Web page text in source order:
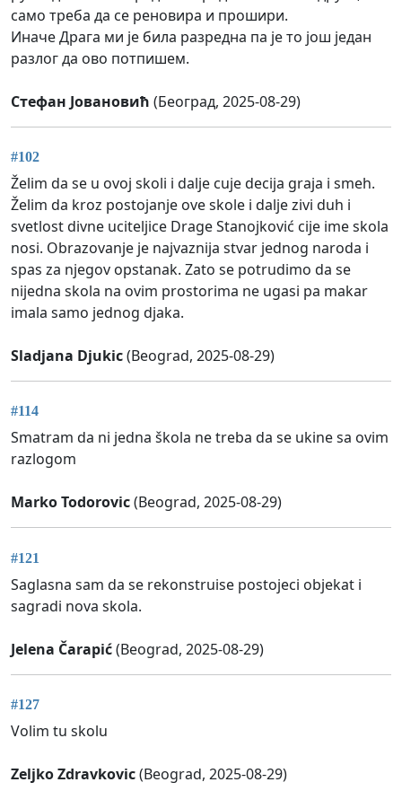
само треба да се реновира и прошири.
Иначе Драга ми је била разредна па је то још један
разлог да ово потпишем.
Стефан Јовановић (Београд, 2025-08-29)
#102
Želim da se u ovoj skoli i dalje cuje decija graja i smeh.
Želim da kroz postojanje ove skole i dalje zivi duh i
svetlost divne uciteljice Drage Stanojković cije ime skola
nosi. Obrazovanje je najvaznija stvar jednog naroda i
spas za njegov opstanak. Zato se potrudimo da se
nijedna skola na ovim prostorima ne ugasi pa makar
imala samo jednog djaka.
Sladjana Djukic(Beograd, 2025-08-29)
#114
Smatram da ni jedna škola ne treba da se ukine sa ovim
razlogom
Marko Todorovic(Beograd, 2025-08-29)
#121
Saglasna sam da se rekonstruise postojeci objekat i
sagradi nova skola.
Jelena Čarapić(Beograd, 2025-08-29)
#127
Volim tu skolu
Zeljko Zdravkovic(Beograd, 2025-08-29)